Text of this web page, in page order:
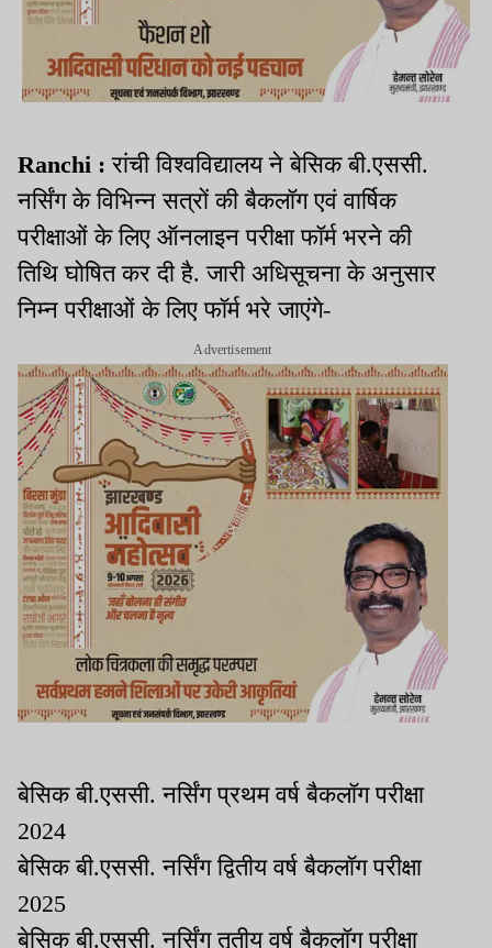
Ranchi : रांची विश्वविद्यालय ने बेसिक बी.एससी.
नर्सिंग के विभिन्न सत्रों की बैकलॉग एवं वार्षिक
परीक्षाओं के लिए ऑनलाइन परीक्षा फॉर्म भरने की
तिथि घोषित कर दी है. जारी अधिसूचना के अनुसार
निम्न परीक्षाओं के लिए फॉर्म भरे जाएंगे-
Advertisement
बेसिक बी.एससी. नर्सिंग प्रथम वर्ष बैकलॉग परीक्षा
2024
बेसिक बी.एससी. नर्सिंग द्वितीय वर्ष बैकलॉग परीक्षा
2025
बेसिक बी.एससी. नर्सिंग तृतीय वर्ष बैकलॉग परीक्षा